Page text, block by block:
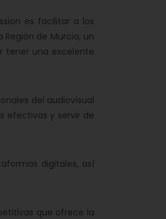
es facilitar a los
de Murcia, un
tener una excelente
del audiovisual
efectivas y servir de
digitales, así
que ofrece la